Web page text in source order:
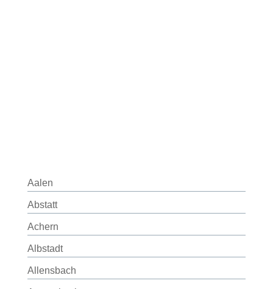
Aalen
Abstatt
Achern
Albstadt
Allensbach